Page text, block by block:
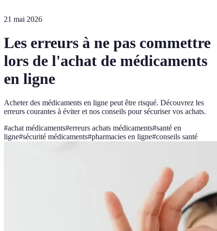
21 mai 2026
Les erreurs à ne pas commettre
lors de l'achat de médicaments
en ligne
Acheter des médicaments en ligne peut être risqué. Découvrez les
erreurs courantes à éviter et nos conseils pour sécuriser vos achats.
#achat médicaments#erreurs achats médicaments#santé en
ligne#sécurité médicaments#pharmacies en ligne#conseils santé